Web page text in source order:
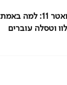
המהפכה השקטה של אוואטר 11: למה באמת
וטסלה עוברים